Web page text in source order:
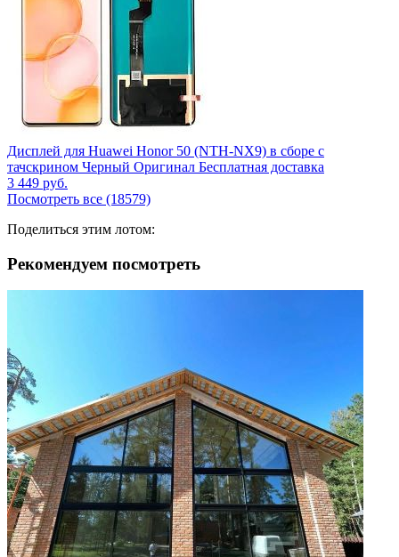
Дисплей для Huawei Honor 50 (NTH-NX9) в сборе с
тачскрином Черный Оригинал Бесплатная доставка
3 449 руб.
Посмотреть все (18579)
Поделиться этим лотом:
Рекомендуем посмотреть